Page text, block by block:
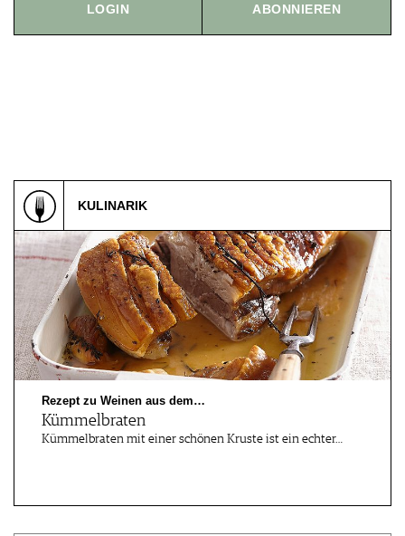
LOGIN ABONNIEREN
KULINARIK
Rezept zu Weinen aus dem…
Kümmelbraten
Kümmelbraten mit einer schönen Kruste ist ein echter…